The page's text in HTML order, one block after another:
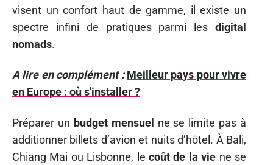
visent un confort haut de gamme, il existe un
spectre infini de pratiques parmi les digital
nomads.
A lire en complément : Meilleur pays pour vivre
en Europe : où s'installer ?
Préparer un budget mensuel ne se limite pas à
additionner billets d’avion et nuits d’hôtel. À Bali,
Chiang Mai ou Lisbonne, le coût de la vie ne se